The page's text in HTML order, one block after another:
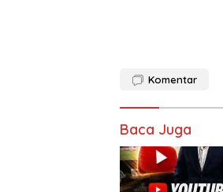
Komentar
Baca Juga